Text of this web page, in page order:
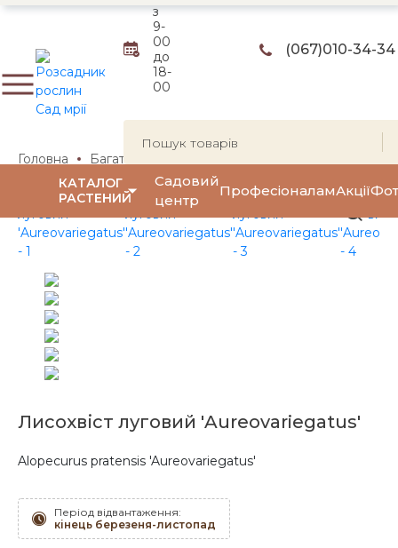
з
9-
00
до
18-
00
(067)010-34-34
КАТАЛОГ
РАСТЕНИЙ
Садовий
центр
ПрофесіоналамАкції
Головна Багаторічні квіти та трави
Лисохвіст луговий 'Aureovariegatus'
Alopecurus pratensis 'Aureovariegatus'
Період відвантаження:
кінець березеня-листопад